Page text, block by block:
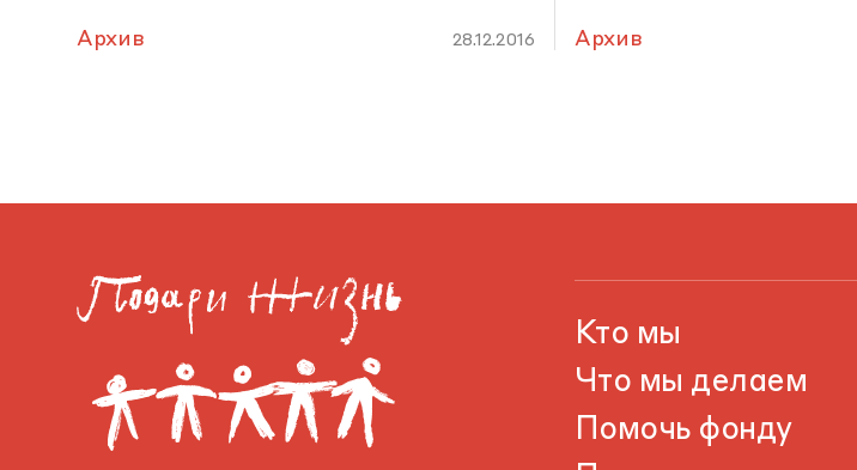
Архив 28.12.2016 Архив
Кто мы
Что мы делаем
Помочь фонду